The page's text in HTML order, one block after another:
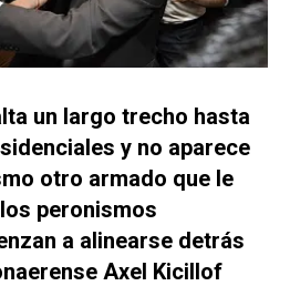
un largo trecho hasta
y no aparece
otro armado que le
peronismos
a alinearse detrás
Axel Kicillof